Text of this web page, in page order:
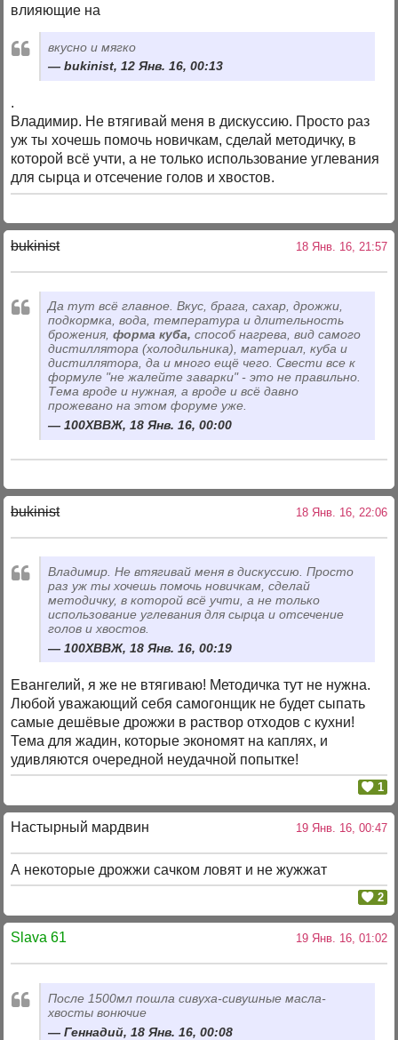
влияющие на
вкусно и мягко
bukinist, 12 Янв. 16, 00:13
.
Владимир. Не втягивай меня в дискуссию. Просто раз
уж ты хочешь помочь новичкам, сделай методичку, в
которой всё учти, а не только использование углевания
для сырца и отсечение голов и хвостов.
bukinist 18 Янв. 16, 21:57
Да тут всё главное. Вкус, брага, сахар, дрожжи,
подкормка, вода, температура и длительность
брожения,форма куба, способ нагрева, вид самого
дистиллятора (холодильника), материал, куба и
дистиллятора, да и много ещё чего. Свести все к
формуле "не жалейте заварки" - это не правильно.
Тема вроде и нужная, а вроде и всё давно
прожевано на этом форуме уже.
100ХВВЖ, 18 Янв. 16, 00:00
bukinist 18 Янв. 16, 22:06
Владимир. Не втягивай меня в дискуссию. Просто
раз уж ты хочешь помочь новичкам, сделай
методичку, в которой всё учти, а не только
использование углевания для сырца и отсечение
голов и хвостов.
100ХВВЖ, 18 Янв. 16, 00:19
Евангелий, я же не втягиваю! Методичка тут не нужна.
Любой уважающий себя самогонщик не будет сыпать
самые дешёвые дрожжи в раствор отходов с кухни!
Тема для жадин, которые экономят на каплях, и
удивляются очередной неудачной попытке!
1
Настырный мардвин 19 Янв. 16, 00:47
А некоторые дрожжи сачком ловят и не жужжат
2
Slava 61 19 Янв. 16, 01:02
После 1500мл пошла сивуха-сивушные масла-
хвосты вонючие
Геннадий, 18 Янв. 16, 00:08